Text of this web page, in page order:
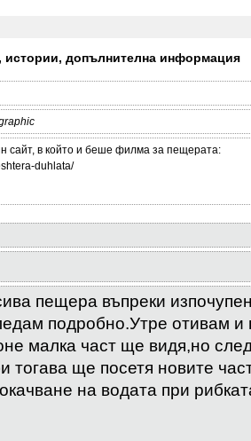
истории, допълнителна информация
сайт, в който и беше филма за пещерата:
duhlata/
пещера въпреки
подробно.Утре отивам
малка част ще видя,но
тогава ще посетя новите
на водата при